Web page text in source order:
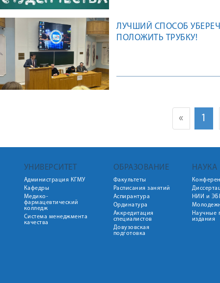
ЛУЧШИЙ СПОСОБ
ПОЛОЖИТЬ ТРУБКУ!
« 1
УНИВЕРСИТЕТ
Администрация КГМУ
Кафедры
Медико-
фармацевтический
колледж
Система менеджмента
качества
ОБРАЗОВАНИЕ
Факультеты
Расписания занятий
Аспирантура
Ординатура
Аккредитация
специалистов
Довузовская
подготовка
НАУКА
НИИ и
Научные
издания